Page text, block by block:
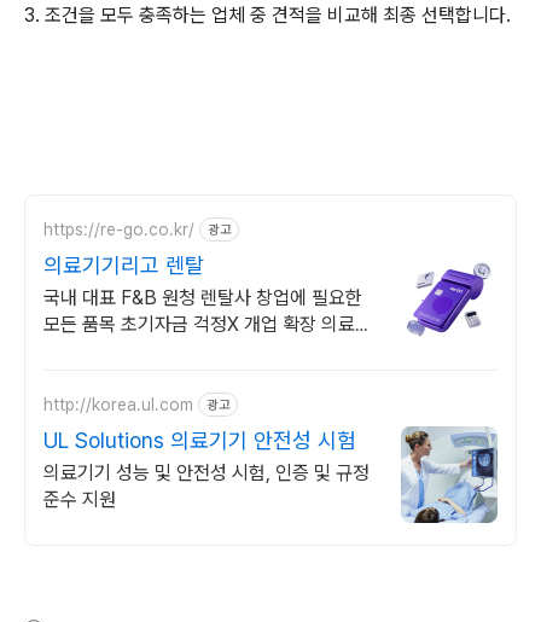
3. 조건을 모두 충족하는 업체 중 견적을 비교해 최종 선택합니다.
https://re-go.co.kr/ 광고
의료기기리고 렌탈
국내 대표 F&B 원청 렌탈사 창업에 필요한
모든 품목 초기자금 걱정X 개업 확장 의료기
http://korea.ul.com 광고
UL Solutions 의료기기 안전성 시험
의료기기 성능 및 안전성 시험, 인증 및 규정
준수 지원